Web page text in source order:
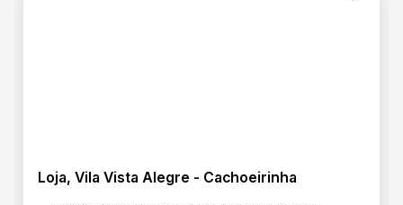
Loja, Vila Vista Alegre - Cachoeirinha